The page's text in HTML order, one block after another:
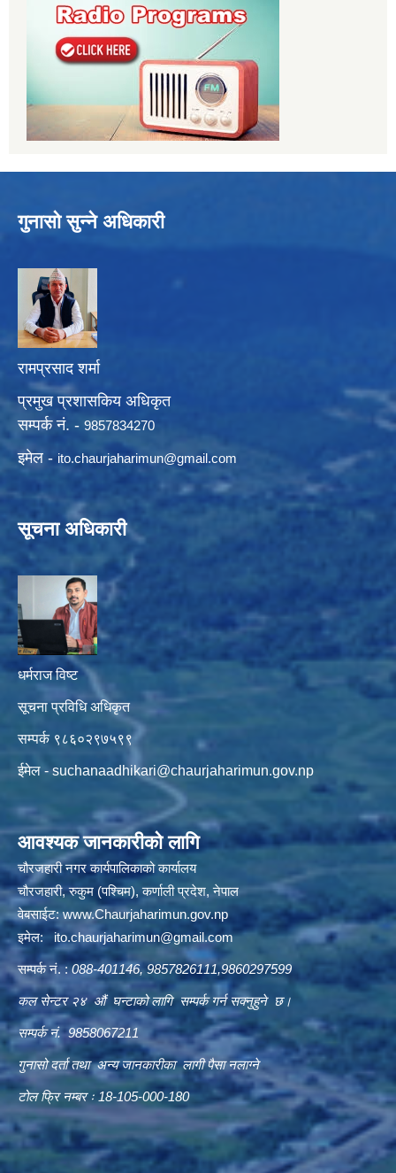
गुनासो सुन्ने अधिकारी
रामप्रसाद शर्मा
प्रमुख प्रशासकिय अधिकृत
सम्पर्क नं. - 9857834270
इमेल - ito.chaurjaharimun@gmail.com
सूचना अधिकारी
धर्मराज विष्ट
सूचना प्रविधि अधिकृत
सम्पर्क ९८६०२९७५९९
ईमेल -suchanaadhikari@chaurjaharimun.gov.np
आवश्यक जानकारीको लागि
चौरजहारी नगर कार्यपालिकाको कार्यालय
चौरजहारी, रुकुम (पश्चिम), कर्णाली प्रदेश, नेपाल
वेबसाईट:www.Chaurjaharimun.gov.np
इमेल: ito.chaurjaharimun@gmail.com
सम्पर्क नं. :088-401146, 9857826111,9860297599
कल सेन्टर २४ औं घन्टाको लागि सम्पर्क गर्न सक्नुहुने छ।
सम्पर्क नं. 9858067211
गुनासो दर्ता तथा अन्य जानकारीका लागी पैसा नलाग्ने
टोल फ्रि नम्बर ः 18-105-000-180